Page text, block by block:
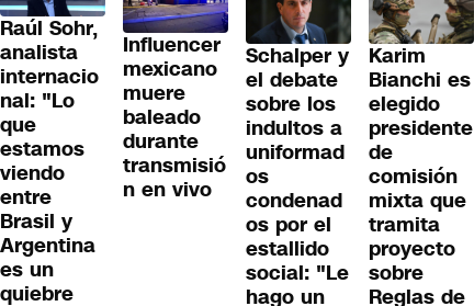
Raúl Sohr,
analista
internacio
nal: "Lo
que
estamos
viendo
entre
Brasil y
Argentina
es un
quiebre
Influencer
mexicano
muere
baleado
durante
transmisió
n en vivo
Schalper y
el debate
sobre los
indultos a
uniformad
os
condenad
os por el
estallido
social: "Le
hago un
Karim
Bianchi es
elegido
presidente
de
comisión
mixta que
tramita
proyecto
sobre
Reglas de